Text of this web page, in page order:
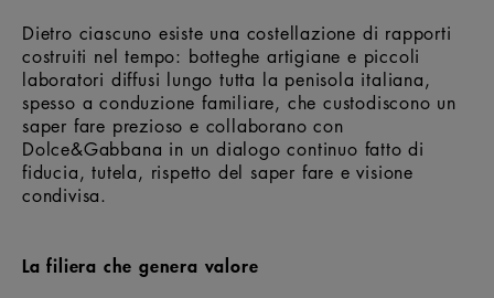
Dietro ciascuno esiste una costellazione di rapporti
costruiti nel tempo: botteghe artigiane e piccoli
laboratori diffusi lungo tutta la penisola italiana,
spesso a conduzione familiare, che custodiscono un
saper fare prezioso e collaborano con
Dolce&Gabbana in un dialogo continuo fatto di
fiducia, tutela, rispetto del saper fare e visione
condivisa.
La filiera che genera valore